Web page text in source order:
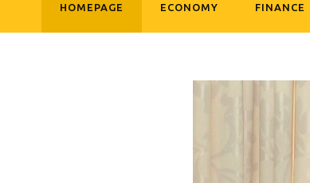
HOMEPAGE ECONOMY FINANCE